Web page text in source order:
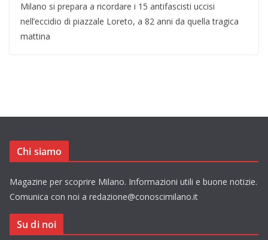
Milano si prepara a ricordare i 15 antifascisti uccisi
nell’eccidio di piazzale Loreto, a 82 anni da quella tragica
mattina
Chi siamo
Magazine per scoprire Milano. Informazioni utili e buone notizie.
Comunica con noi a redazione@conoscimilano.it
Su di noi